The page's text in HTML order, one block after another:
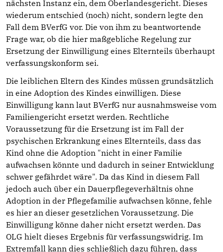
nächsten Instanz ein, dem Oberlandesgericht. Dieses
wiederum entschied (noch) nicht, sondern legte den
Fall dem BVerfG vor. Die von ihm zu beantwortende
Frage war, ob die hier maßgebliche Regelung zur
Ersetzung der Einwilligung eines Elternteils überhaupt
verfassungskonform sei.
Die leiblichen Eltern des Kindes müssen grundsätzlich
in eine Adoption des Kindes einwilligen. Diese
Einwilligung kann laut BVerfG nur ausnahmsweise vom
Familiengericht ersetzt werden. Rechtliche
Voraussetzung für die Ersetzung ist im Fall der
psychischen Erkrankung eines Elternteils, dass das
Kind ohne die Adoption "nicht in einer Familie
aufwachsen könnte und dadurch in seiner Entwicklung
schwer gefährdet wäre". Da das Kind in diesem Fall
jedoch auch über ein Dauerpflegeverhältnis ohne
Adoption in der Pflegefamilie aufwachsen könne, fehle
es hier an dieser gesetzlichen Voraussetzung. Die
Einwilligung könne daher nicht ersetzt werden. Das
OLG hielt dieses Ergebnis für verfassungswidrig. Im
Extremfall kann dies schließlich dazu führen, dass